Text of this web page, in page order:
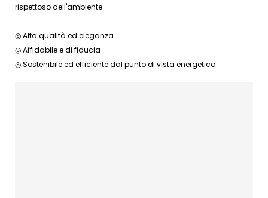
rispettoso dell'ambiente.
◎ Alta qualità ed eleganza
◎ Affidabile e di fiducia
◎ Sostenibile ed efficiente dal punto di vista energetico